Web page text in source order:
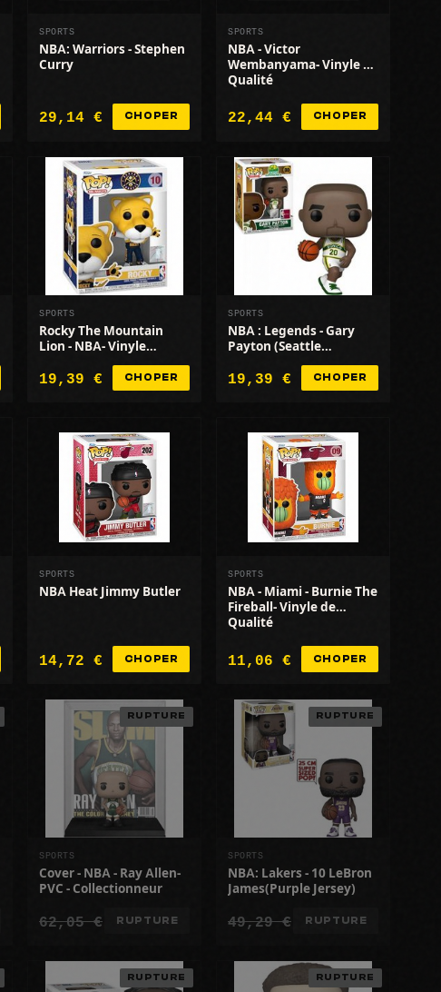
SPORTS
NBA: Warriors - Stephen
Curry
29,14 € CHOPER
SPORTS
NBA - Victor
Wembanyama- Vinyle de
Qualité
22,44 € CHOPER
SPORTS
Rocky The Mountain
Lion - NBA- Vinyle
19,39 € CHOPER
SPORTS
NBA : Legends - Gary
Payton (Seattle
19,39 € CHOPER
SPORTS
NBA Heat Jimmy Butler
14,72 € CHOPER
SPORTS
NBA - Miami - Burnie The
Fireball- Vinyle de
Qualité
11,06 € CHOPER
RUPTURE
SPORTS
Cover - NBA - Ray Allen-
PVC - Collectionneur
62,05 € RUPTURE
RUPTURE
SPORTS
NBA: Lakers - 10 LeBron
James(Purple Jersey)
49,29 € RUPTURE
RUPTURE RUPTURE